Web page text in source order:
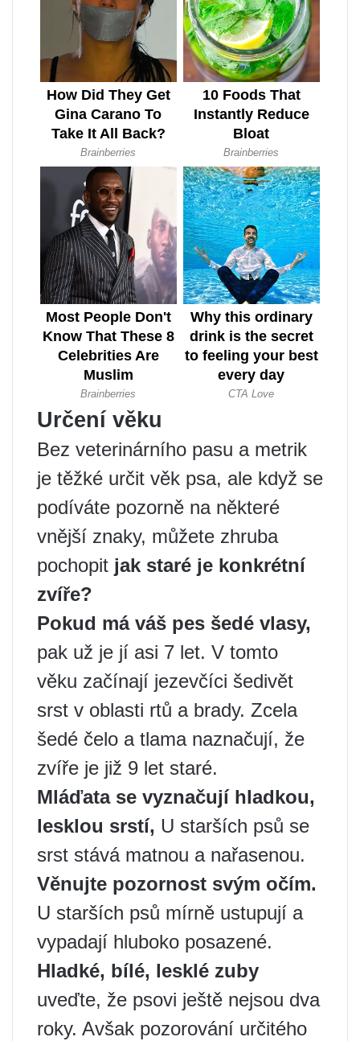
Určení věku
Bez veterinárního pasu a metrik
je těžké určit věk psa, ale když se
podíváte pozorně na některé
vnější znaky, můžete zhruba
pochopit jak staré je konkrétní
zvíře?
Pokud má váš pes šedé vlasy,
pak už je jí asi 7 let. V tomto
věku začínají jezevčíci šedivět
srst v oblasti rtů a brady. Zcela
šedé čelo a tlama naznačují, že
zvíře je již 9 let staré.
Mláďata se vyznačují hladkou,
lesklou srstí, U starších psů se
srst stává matnou a nařasenou.
Věnujte pozornost svým očím.
U starších psů mírně ustupují a
vypadají hluboko posazené.
Hladké, bílé, lesklé zuby
uveďte, že psovi ještě nejsou dva
roky. Avšak pozorování určitého